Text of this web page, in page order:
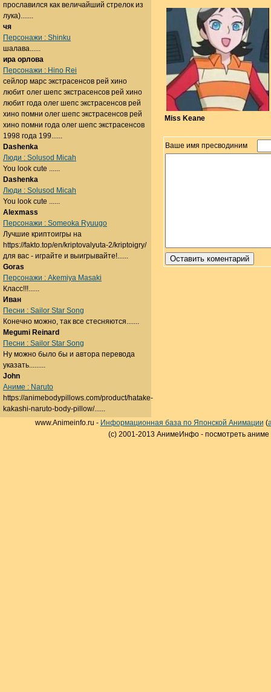
Miss Keane
Ваше имя пресводиним
прославился как величайший стрелок из
лука).......
чя
Персонажи : Shinku
шалава......
ира орлова
Персонажи : Hino Rei
сейлор марс экстрасенсов рей хино
любит олег шепс экстрасенсов рей хино
любит года олег шепс экстрасенсов рей
хино помни олег шепс экстрасенсов рей
хино помни года олег шепс экстрасенсов
1998 года 199......
Dashenka
Люди : Solusod Micah
You look cute ......
Dashenka
Люди : Solusod Micah
You look cute ......
Alexmass
Персонажи : Someoka Ryuugo
Лучшие криптоигры на
https://fakto.top/en/kriptovalyuta-2/kriptoigry/
для вас - играйте и выигрывайте!......
Goras
Персонажи : Akemiya Masaki
Класс!!!......
Иван
Песни : Sailor Star Song
Конечно можно, так все стесняются.......
Megumi Reinard
Песни : Sailor Star Song
Ну можно было бы и автора перевода
указать.........
John
Аниме : Naruto
https://animebodypillows.com/product/hatake-
kakashi-naruto-body-pillow/......
www.Animeinfo.ru - Информационная база по Японской Анимации (
(c) 2001-2013 АнимеИнфо - посмотреть аниме